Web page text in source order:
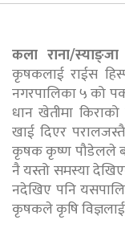
कला राना/
कृषकलाई राईस
नगरपालिका ५ को
धान खेतीमा
खाई दिएर
कृषक कृष्ण पौडेलले
नै यस्तो समस्या
नदेखिए पनि
कृषकले कृषि